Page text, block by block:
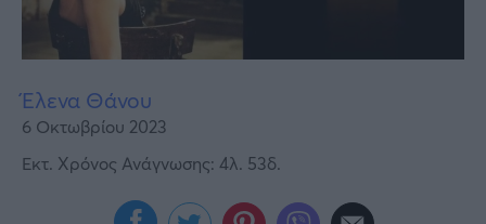
Υγεία
Γυναίκα
Καιρός
Έλενα Θάνου
6 Οκτωβρίου 2023
Εκτ. Χρόνος Ανάγνωσης: 4λ. 53δ.